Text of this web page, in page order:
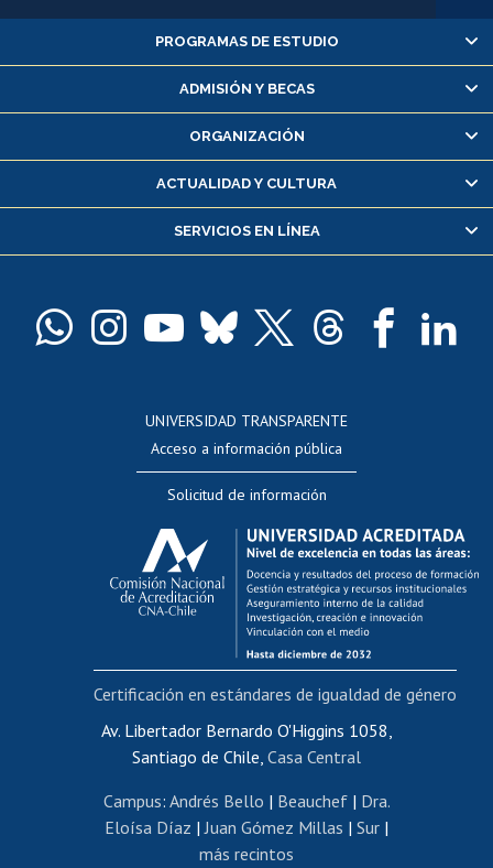
Alumnas/os y exalumnas/os
Matrícula en línea
Inscripción y cambio de asignaturas
Consulta y certificado de notas
Servicio médico y dental
Pago de arancel y crédito alumnos
Docentes
Perfeccionamiento
Editar Portafolio Académico
Evaluación docente
Calificación académica
Postulación al AUCAI
Funcionarias/os
Cursos internos de capacitación
Bienestar del personal
Portal de movilidad interna
Certificado de renta
Certificado de renta honorarios
Editar páginas blancas
Extranjeras/os
PROGRAMAS DE ESTUDIO
ADMISIÓN Y BECAS
ORGANIZACIÓN
ACTUALIDAD Y CULTURA
SERVICIOS EN LÍNEA
UNIVERSIDAD TRANSPARENTE
Acceso a información pública
Solicitud de información
Av. Libertador Bernardo O'Higgins 1058,
Santiago de Chile, Casa Central
Campus: Andrés Bello | Beauchef| Dra.
Eloísa Díaz |Juan Gómez Millas | Sur |
más recintos
Certificación en estándares de igualdad de género